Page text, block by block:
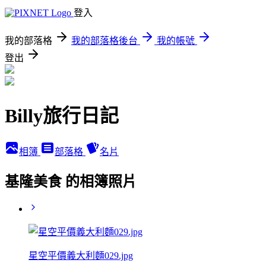
登入
我的部落格 我的部落格後台
我的帳號
登出
Billy旅行日記
相簿 部落格 名片
基隆美食 的相簿照片
星空平價義大利麵029.jpg